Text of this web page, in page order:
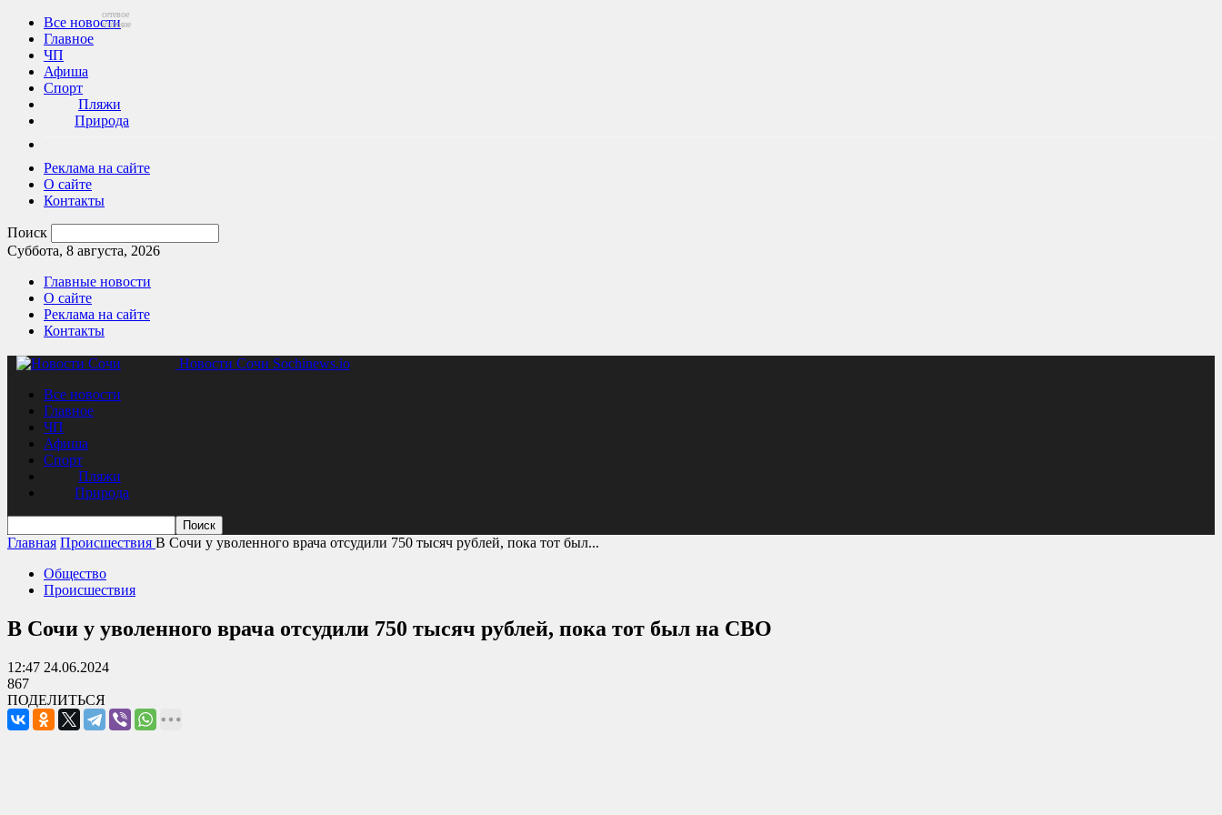
Все новости
Главное
ЧП
Афиша
Спорт
Пляжи
Природа
Реклама на сайте
О сайте
Контакты
Поиск
Суббота, 8 августа, 2026
Главные новости
О сайте
Реклама на сайте
Контакты
Новости Сочи Sochinews.io
сетевое
издание
Все новости
Главное
ЧП
Афиша
Спорт
Пляжи
Природа
Главная Происшествия В Сочи у уволенного врача отсудили 750 тысяч рублей, пока тот был...
Общество
Происшествия
В Сочи у уволенного врача отсудили 750 тысяч рублей, пока тот был на СВО
12:47 24.06.2024
867
ПОДЕЛИТЬСЯ